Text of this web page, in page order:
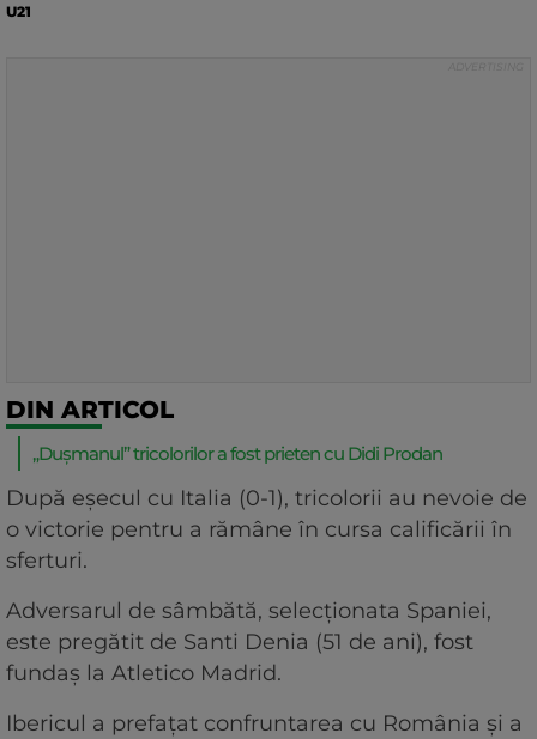
U21
DIN ARTICOL
„Dușmanul” tricolorilor a fost prieten cu Didi Prodan
După eșecul cu Italia (0-1), tricolorii au nevoie de
o victorie pentru a rămâne în cursa calificării în
sferturi.
Adversarul de sâmbătă, selecționata Spaniei,
este pregătit de Santi Denia (51 de ani), fost
fundaș la Atletico Madrid.
Ibericul a prefațat confruntarea cu România și a